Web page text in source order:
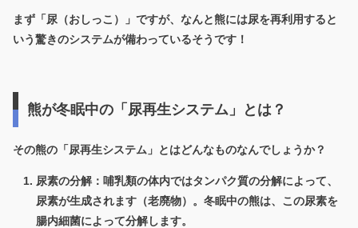
まず「尿（おしっこ）」ですが、なんと熊には尿を再利用すると
いう驚きのシステムが備わっているそうです！
熊が冬眠中の「尿再生システム」とは？
その熊の「尿再生システム」とはどんなものなんでしょうか？
尿素の分解： 哺乳類の体内ではタンパク質の分解によって、
尿素が生成されます（老廃物）。冬眠中の熊は、この尿素を
腸内細菌によって分解します。